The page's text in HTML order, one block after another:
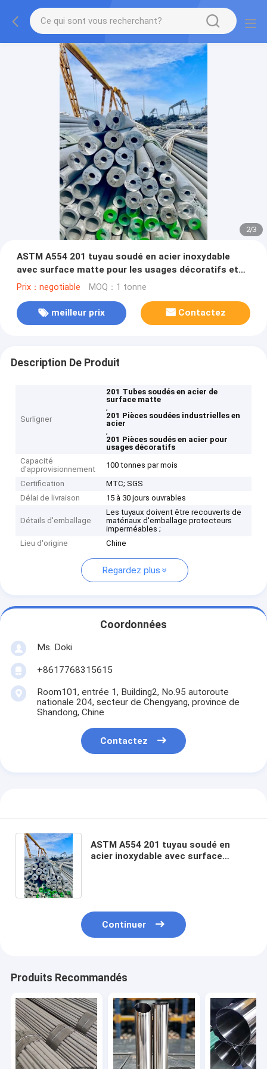
2/3
ASTM A554 201 tuyau soudé en acier inoxydable
avec surface matte pour les usages décoratifs et
industriels
Prix：negotiable MOQ：1 tonne
meilleur prix Contactez
Description De Produit
Surligner
201 Tubes soudés en acier de
surface matte
,
201 Pièces soudées industrielles en
acier
,
201 Pièces soudés en acier pour
usages décoratifs
Capacité
d'approvisionnement
100 tonnes par mois
Certification
MTC; SGS
Délai de livraison
15 à 30 jours ouvrables
Détails d'emballage
Les tuyaux doivent être recouverts de
matériaux d'emballage protecteurs
imperméables ;
Lieu d'origine
Chine
Regardez plus
Coordonnées
Ms. Doki
+8617768315615
Room101, entrée 1, Building2, No.95 autoroute
nationale 204, secteur de Chengyang, province de
Shandong, Chine
Contactez
ASTM A554 201 tuyau soudé en
acier inoxydable avec surface
Continuer
Produits Recommandés